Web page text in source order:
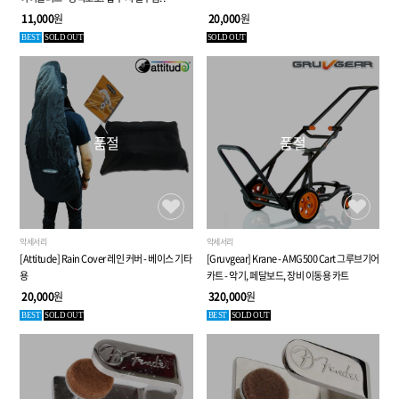
11,000원
BEST SOLD OUT
20,000원
SOLD OUT
품절
악세서리
[Attitude] Rain Cover 레인 커버 - 베이스 기타
용
20,000원
BEST SOLD OUT
품절
악세서리
[Gruvgear] Krane - AMG500 Cart 그루브기어
카트 - 악기, 페달보드, 장비 이동용 카트
320,000원
BEST SOLD OUT